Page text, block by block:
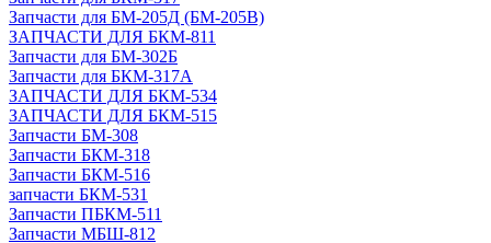
Запчасти для БМ-205Д (БМ-205В)
ЗАПЧАСТИ ДЛЯ БКМ-811
Запчасти для БМ-302Б
Запчасти для БКМ-317А
ЗАПЧАСТИ ДЛЯ БКМ-534
ЗАПЧАСТИ ДЛЯ БКМ-515
Запчасти БМ-308
Запчасти БКМ-318
Запчасти БКМ-516
запчасти БКМ-531
Запчасти ПБКМ-511
Запчасти МБШ-812